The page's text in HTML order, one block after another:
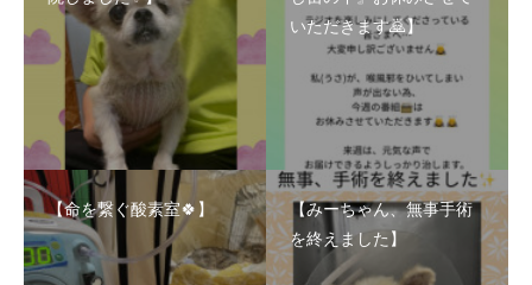
いただきます🙇】
【命を繋ぐ酸素室🍀】
【みーちゃん、無事手術
を終えました】